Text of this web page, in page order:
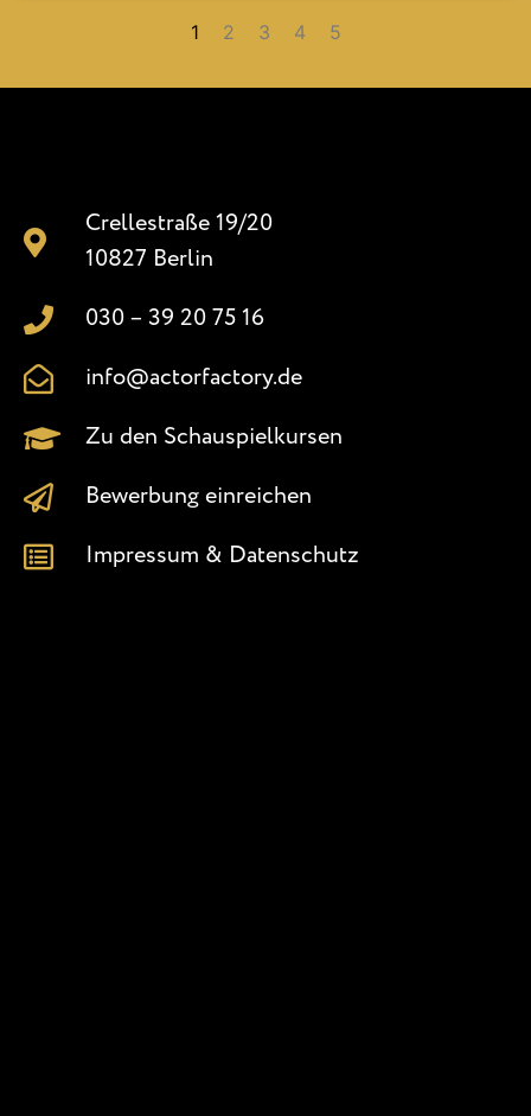
1 2 3 4 5
Crellestraße 19/20
10827 Berlin
030 – 39 20 75 16
info@actorfactory.de
Zu den Schauspielkursen
Bewerbung einreichen
Impressum & Datenschutz